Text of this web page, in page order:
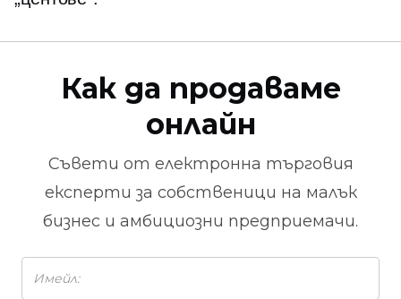
Как да продаваме
онлайн
Съвети от електронна търговия
експерти за собственици на малък
бизнес и амбициозни предприемачи.